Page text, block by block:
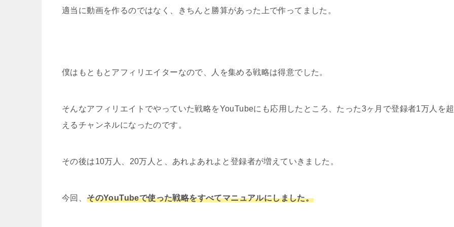
メールは時間の都合上、全てに返信ができません。申し訳ありませんがご了承ください。 とはいえ全て拝見してお
り、みなさんの温かいお言葉はいつも励みになっています。 ◆Amazonアソシエイトについて サンデーマネーチャ
適当に動画を作るのではなく、きちんと勝算があった上で作ってました。
僕はもともとアフィリエイターなので、人を集める戦略は得意でした。
そんなアフィリエイトでやっていた戦略をYouTubeにも応用したところ、たった3ヶ月で登録者1万人を超
えるチャンネルになったのです。
その後は10万人、20万人と、あれよあれよと登録者が増えていきました。
今回、そのYouTubeで使った戦略をすべてマニュアルにしました。